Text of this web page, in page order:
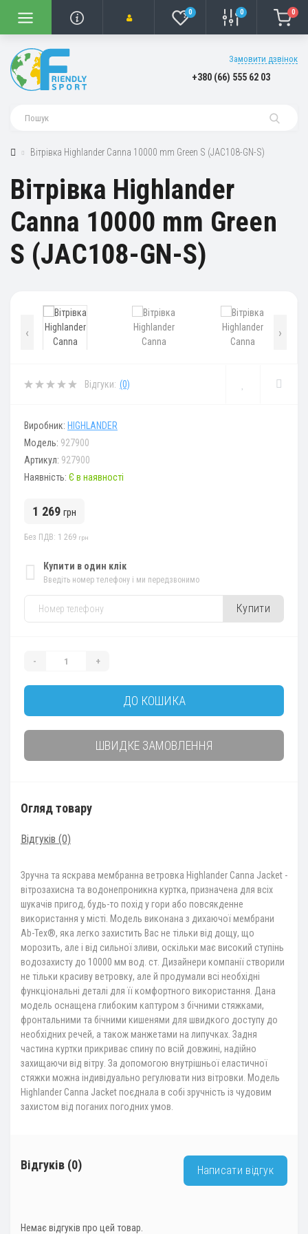
0 0 0
Замовити дзвінок
+380 (66) 555 62 03
Вітрівка Highlander Canna 10000 mm Green S (JAC108-GN-S)
Вітрівка Highlander
Canna 10000 mm Green
S (JAC108-GN-S)
‹ ›
Відгуки: (0)
Виробник: HIGHLANDER
Модель: 927900
Артикул: 927900
Наявність: Є в наявності
1 269 грн
Без ПДВ: 1 269 грн
Купити в один клік
Введіть номер телефону і ми передзвонимо
Купити
- +
ДО КОШИКА
ШВИДКЕ ЗАМОВЛЕННЯ
Огляд товару
Відгуків (0)
Зручна та яскрава мембранна ветровка Highlander Canna Jacket -
вітрозахисна та водонепроникна куртка, призначена для всіх
шукачів пригод, будь-то похід у гори або повсякденне
використання у місті. Модель виконана з дихаючої мембрани
Ab-Tex®, яка легко захистить Вас не тільки від дощу, що
морозить, але і від сильної зливи, оскільки має високий ступінь
водозахисту до 10000 мм вод. ст. Дизайнери компанії створили
не тільки красиву ветровку, але й продумали всі необхідні
функціональні деталі для її комфортного використання. Дана
модель оснащена глибоким каптуром з бічними стяжками,
фронтальними та бічними кишенями для швидкого доступу до
необхідних речей, а також манжетами на липучках. Задня
частина куртки прикриває спину по всій довжині, надійно
захищаючи від вітру. За допомогою внутрішньої еластичної
стяжки можна індивідуально регулювати низ вітровки. Модель
Highlander Canna Jacket поєднала в собі зручність із чудовим
захистом від поганих погодних умов.
Відгуків (0) Написати відгук
Немає відгуків про цей товар.